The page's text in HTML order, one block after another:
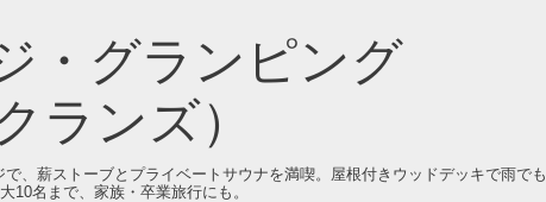
・グランピング
ランズ）
、薪ストーブとプライベートサウナを満喫。屋根付きウッドデッキで雨でも
10名まで、家族・卒業旅行にも。